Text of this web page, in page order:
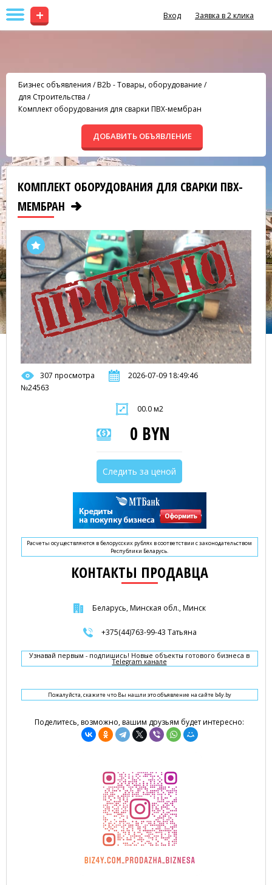
+ Вход Заявка в 2 клика
Бизнес объявления /B2b - Товары, оборудование /
для Строительства /
Комплект оборудования для сварки ПВХ-мембран
ДОБАВИТЬ ОБЪЯВЛЕНИЕ
КОМПЛЕКТ ОБОРУДОВАНИЯ ДЛЯ СВАРКИ ПВХ-
МЕМБРАН
307 просмотра
2026-07-09 18:49:46
№24563
00.0 м2
0 BYN
Следить за ценой
Расчеты осуществляются в белорусских рублях в соответствии с законодательством
Республики Беларусь.
КОНТАКТЫ ПРОДАВЦА
Беларусь, Минская обл., Минск
+375(44)763-99-43 Татьяна
Узнавай первым - подпишись! Новые объекты готового бизнеса в
Telegram канале
Пожалуйста, скажите что Вы нашли это объявление на сайте b4y.by
Поделитесь, возможно, вашим друзьям будет интересно: